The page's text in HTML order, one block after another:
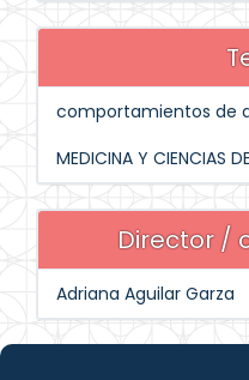
comportamientos de
MEDICINA Y CIENCIAS
Director /
Adriana Aguilar Garza